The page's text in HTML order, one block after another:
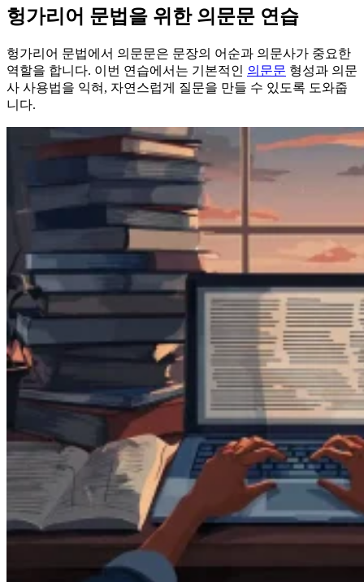
헝가리어 문법을 위한 의문문 연습
헝가리어 문법에서 의문문은 문장의 어순과 의문사가 중요한
역할을 합니다. 이번 연습에서는 기본적인 의문문 형성과 의문
사 사용법을 익혀, 자연스럽게 질문을 만들 수 있도록 도와줍
니다.